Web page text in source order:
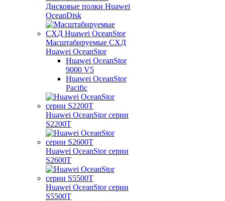
Дисковые полки Huawei
OceanDisk
Масштабируемые СХД
Huawei OceanStor
Huawei OceanStor
9000 V5
Huawei OceanStor
Pacific
Huawei OceanStor серии
S2200T
Huawei OceanStor серии
S2600T
Huawei OceanStor серии
S5500T